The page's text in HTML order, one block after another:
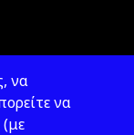
να
να
(με